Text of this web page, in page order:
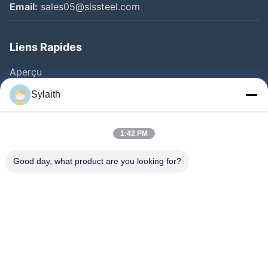
Email: sales05@slssteel.com
Liens Rapides
Aperçu
Produits
Vidéos
Visite D'usine
Sylaith
1:42 PM
Good day, what product are you looking for?